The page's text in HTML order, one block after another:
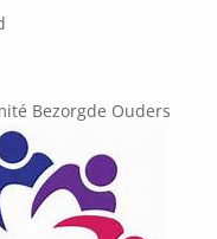
Bezorgde Ouders